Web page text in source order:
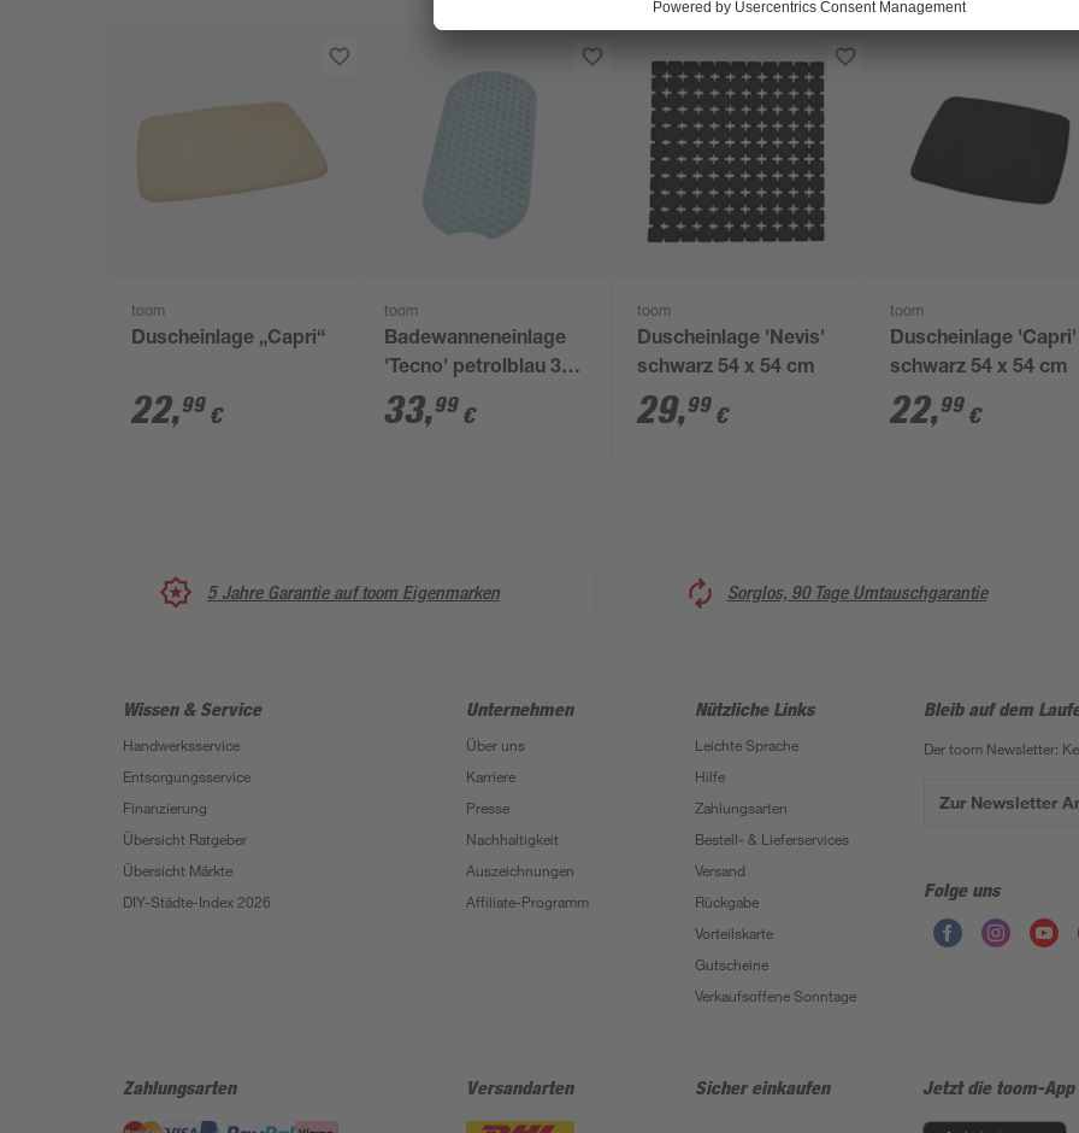
toom
Duscheinlage „Capri“
22,99 €
toom
Badewanneneinlage
'Tecno' petrolblau 38
x 89 cm
33,99 €
toom
Duscheinlage 'Nevis'
schwarz 54 x 54 cm
29,99 €
toom
Duscheinlage 'Capri'
schwarz 54 x 54 cm
22,99 €
5 Jahre Garantie auf toom Eigenmarken Sorglos, 90 Tage Umtauschgarantie
Wissen & Service
Handwerksservice
Entsorgungsservice
Finanzierung
Übersicht Ratgeber
Übersicht Märkte
DIY-Städte-Index 2026
Unternehmen
Über uns
Karriere
Presse
Nachhaltigkeit
Auszeichnungen
Affiliate-Programm
Nützliche Links
Leichte Sprache
Hilfe
Zahlungsarten
Bestell- & Lieferservices
Versand
Rückgabe
Vorteilskarte
Gutscheine
Verkaufsoffene Sonntage
Bleib auf dem
Der toom Newsletter:
Zur Newsletter
Folge uns
Zahlungsarten Versandarten Sicher einkaufen Jetzt die toom-